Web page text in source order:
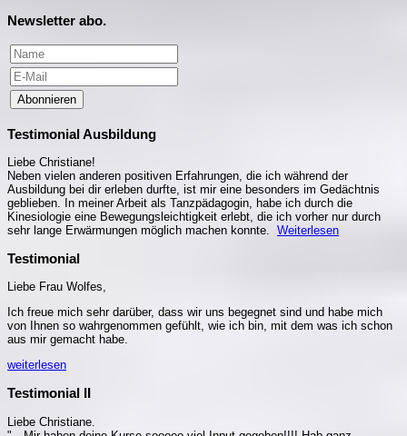
Newsletter abo.
Abonnieren
Testimonial Ausbildung
Liebe Christiane!
Neben vielen anderen positiven Erfahrungen, die ich während der
Ausbildung bei dir erleben durfte, ist mir eine besonders im Gedächtnis
geblieben. In meiner Arbeit als Tanzpädagogin, habe ich durch die
Kinesiologie eine Bewegungsleichtigkeit erlebt, die ich vorher nur durch
sehr lange Erwärmungen möglich machen konnte. Weiterlesen
Testimonial
Liebe Frau Wolfes,
Ich freue mich sehr darüber, dass wir uns begegnet sind und habe mich
von Ihnen so wahrgenommen gefühlt, wie ich bin, mit dem was ich schon
aus mir gemacht habe.
weiterlesen
Testimonial II
Liebe Christiane.